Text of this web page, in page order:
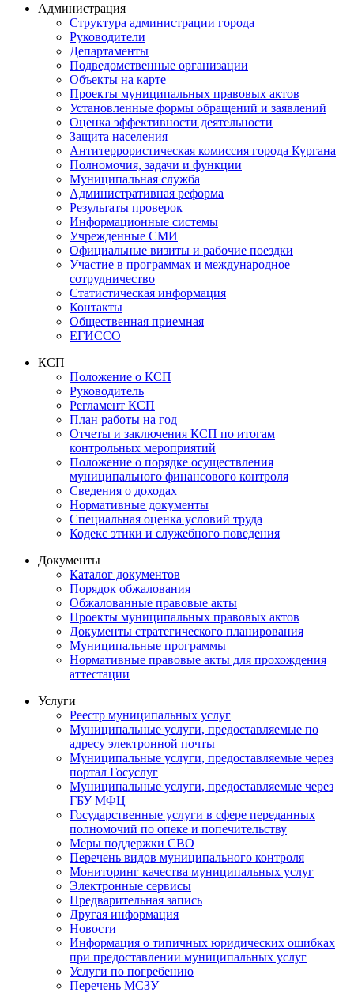
Администрация
Структура администрации города
Руководители
Департаменты
Подведомственные организации
Объекты на карте
Проекты муниципальных правовых актов
Установленные формы обращений и заявлений
Оценка эффективности деятельности
Защита населения
Антитеррористическая комиссия города Кургана
Полномочия, задачи и функции
Муниципальная служба
Административная реформа
Результаты проверок
Информационные системы
Учрежденные СМИ
Официальные визиты и рабочие поездки
Участие в программах и международное
сотрудничество
Статистическая информация
Контакты
Общественная приемная
ЕГИССО
КСП
Положение о КСП
Руководитель
Регламент КСП
План работы на год
Отчеты и заключения КСП по итогам
контрольных мероприятий
Положение о порядке осуществления
муниципального финансового контроля
Сведения о доходах
Нормативные документы
Специальная оценка условий труда
Кодекс этики и служебного поведения
Документы
Каталог документов
Порядок обжалования
Обжалованные правовые акты
Проекты муниципальных правовых актов
Документы стратегического планирования
Муниципальные программы
Нормативные правовые акты для прохождения
аттестации
Услуги
Реестр муниципальных услуг
Муниципальные услуги, предоставляемые по
адресу электронной почты
Муниципальные услуги, предоставляемые через
портал Госуслуг
Муниципальные услуги, предоставляемые через
ГБУ МФЦ
Государственные услуги в сфере переданных
полномочий по опеке и попечительству
Меры поддержки СВО
Перечень видов муниципального контроля
Мониторинг качества муниципальных услуг
Электронные сервисы
Предварительная запись
Другая информация
Новости
Информация о типичных юридических ошибках
при предоставлении муниципальных услуг
Услуги по погребению
Перечень МСЗУ